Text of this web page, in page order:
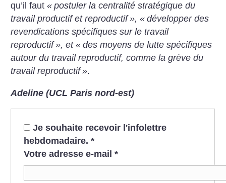
qu’il faut« postuler la centralité stratégique du
travail productif et reproductif », « développer des
revendications spécifiques sur le travail
reproductif », et « des moyens de lutte spécifiques
autour du travail reproductif, comme la grève du
travail reproductif ».
Adeline (UCL Paris nord-est)
Je souhaite recevoir l'infolettre
hebdomadaire. *
Votre adresse e-mail *